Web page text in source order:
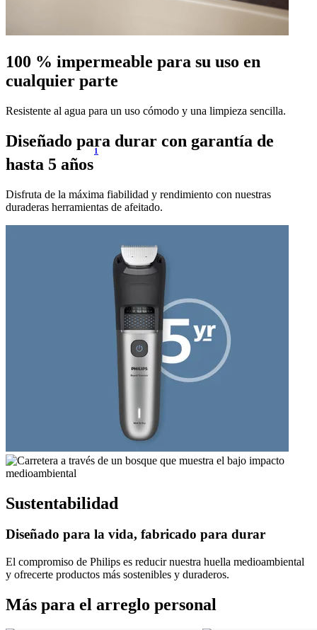
100 % impermeable para su uso en
cualquier parte
Resistente al agua para un uso cómodo y una limpieza sencilla.
Diseñado para durar con garantía de
hasta 5 años
1
Disfruta de la máxima fiabilidad y rendimiento con nuestras
duraderas herramientas de afeitado.
Sustentabilidad
Diseñado para la vida, fabricado para durar
El compromiso de Philips es reducir nuestra huella medioambiental
y ofrecerte productos más sostenibles y duraderos.
Más para el arreglo personal